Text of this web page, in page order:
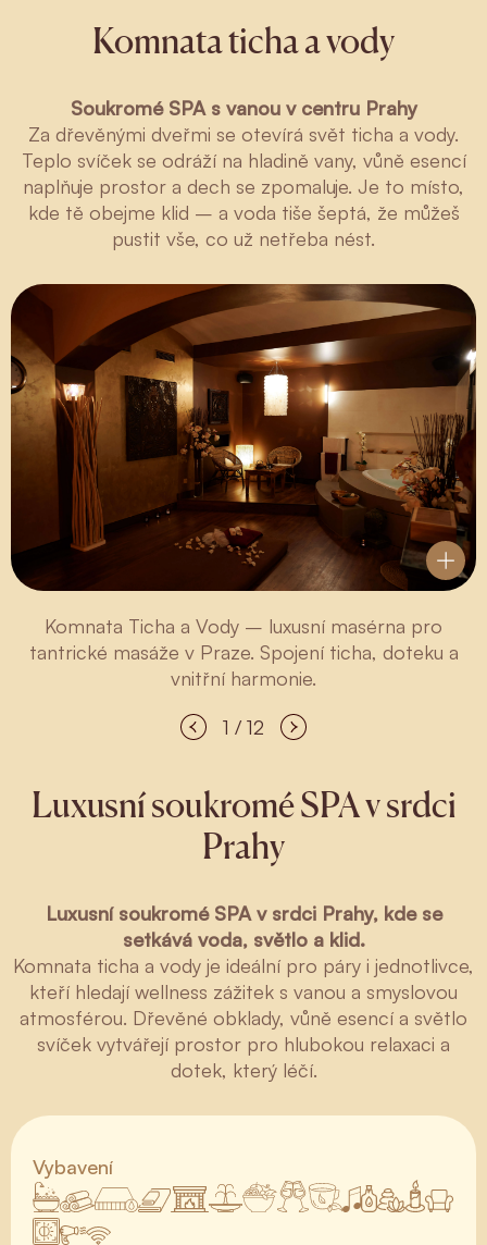
Komnata ticha a vody
Soukromé SPA s vanou v centru Prahy
Za dřevěnými dveřmi se otevírá svět ticha a vody.
Teplo svíček se odráží na hladině vany, vůně esencí
naplňuje prostor a dech se zpomaluje. Je to místo,
kde tě obejme klid – a voda tiše šeptá, že můžeš
pustit vše, co už netřeba nést.
Komnata Ticha a Vody – luxusní masérna pro
tantrické masáže v Praze. Spojení ticha, doteku a
vnitřní harmonie.
1 / 12
Luxusní soukromé SPA v srdci
Prahy
Luxusní soukromé SPA v srdci Prahy, kde se
setkává voda, světlo a klid.
Komnata ticha a vody je ideální pro páry i jednotlivce,
kteří hledají wellness zážitek s vanou a smyslovou
atmosférou. Dřevěné obklady, vůně esencí a světlo
svíček vytvářejí prostor pro hlubokou relaxaci a
dotek, který léčí.
Vybavení